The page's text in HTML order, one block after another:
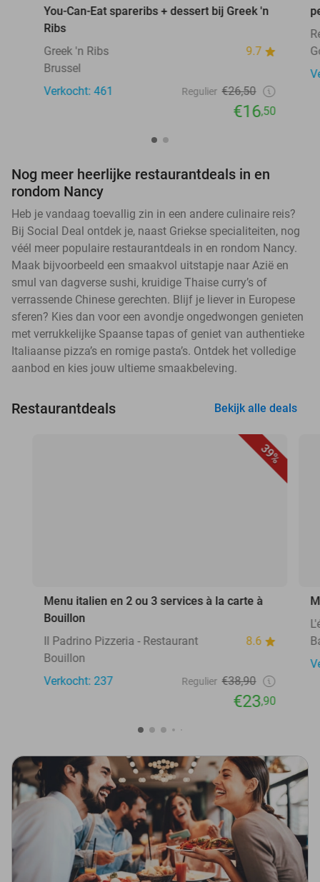
You-Can-Eat spareribs + dessert bij Greek 'n
Ribs
Greek 'n Ribs
9.7
Brussel
Verkocht: 461
Regulier €26,50
€16,50
Nog meer heerlijke restaurantdeals in en
rondom Nancy
Heb je vandaag toevallig zin in een andere culinaire reis?
Bij Social Deal ontdek je, naast Griekse specialiteiten, nog
véél meer populaire restaurantdeals in en rondom Nancy.
Maak bijvoorbeeld een smaakvol uitstapje naar Azië en
smul van dagverse sushi, kruidige Thaise curry’s of
verrassende Chinese gerechten. Blijf je liever in Europese
sferen? Kies dan voor een avondje ongedwongen genieten
met verrukkelijke Spaanse tapas of geniet van authentieke
Italiaanse pizza’s en romige pasta’s. Ontdek het volledige
aanbod en kies jouw ultieme smaakbeleving.
Restaurantdeals Bekijk alle deals
39%
Menu italien en 2 ou 3 services à la carte à
Bouillon
Il Padrino Pizzeria - Restaurant
8.6
Bouillon
Verkocht: 237
Regulier €38,90
€23,90